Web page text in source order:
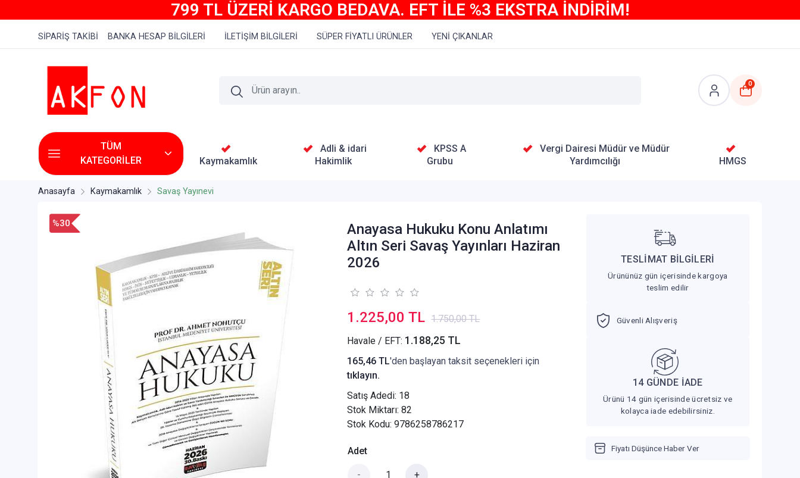
799 TL ÜZERİ KARGO BEDAVA. EFT İLE %3 EKSTRA İNDİRİM!
SİPARİŞ TAKİBİ BANKA HESAP BİLGİLERİ İLETİŞİM BİLGİLERİ SÜPER FİYATLI ÜRÜNLER YENİ ÇIKANLAR
0
TÜM
KATEGORİLER
Kaymakamlık
Adli & idari
Hakimlik
KPSS A
Grubu
Vergi Dairesi Müdür ve Müdür
Yardımcılığı
HMGS
Anasayfa Kaymakamlık Savaş Yayınevi
%30
Anayasa Hukuku Konu Anlatımı
Altın Seri Savaş Yayınları Haziran
2026
1.225,00 TL 1.750,00 TL
Havale / EFT: 1.188,25 TL
165,46 TL'den başlayan taksit seçenekleri için
tıklayın.
Satış Adedi: 18
Stok Miktarı: 82
Stok Kodu: 9786258786217
Adet
- +
TESLİMAT BİLGİLERİ
Ürününüz gün içerisinde kargoya
teslim edilir
Güvenli Alışveriş
14 GÜNDE İADE
Ürünü 14 gün içerisinde ücretsiz ve
kolayca iade edebilirsiniz.
Fiyatı Düşünce Haber Ver